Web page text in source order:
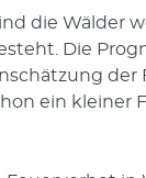
die Wälder
Die
ein kleiner